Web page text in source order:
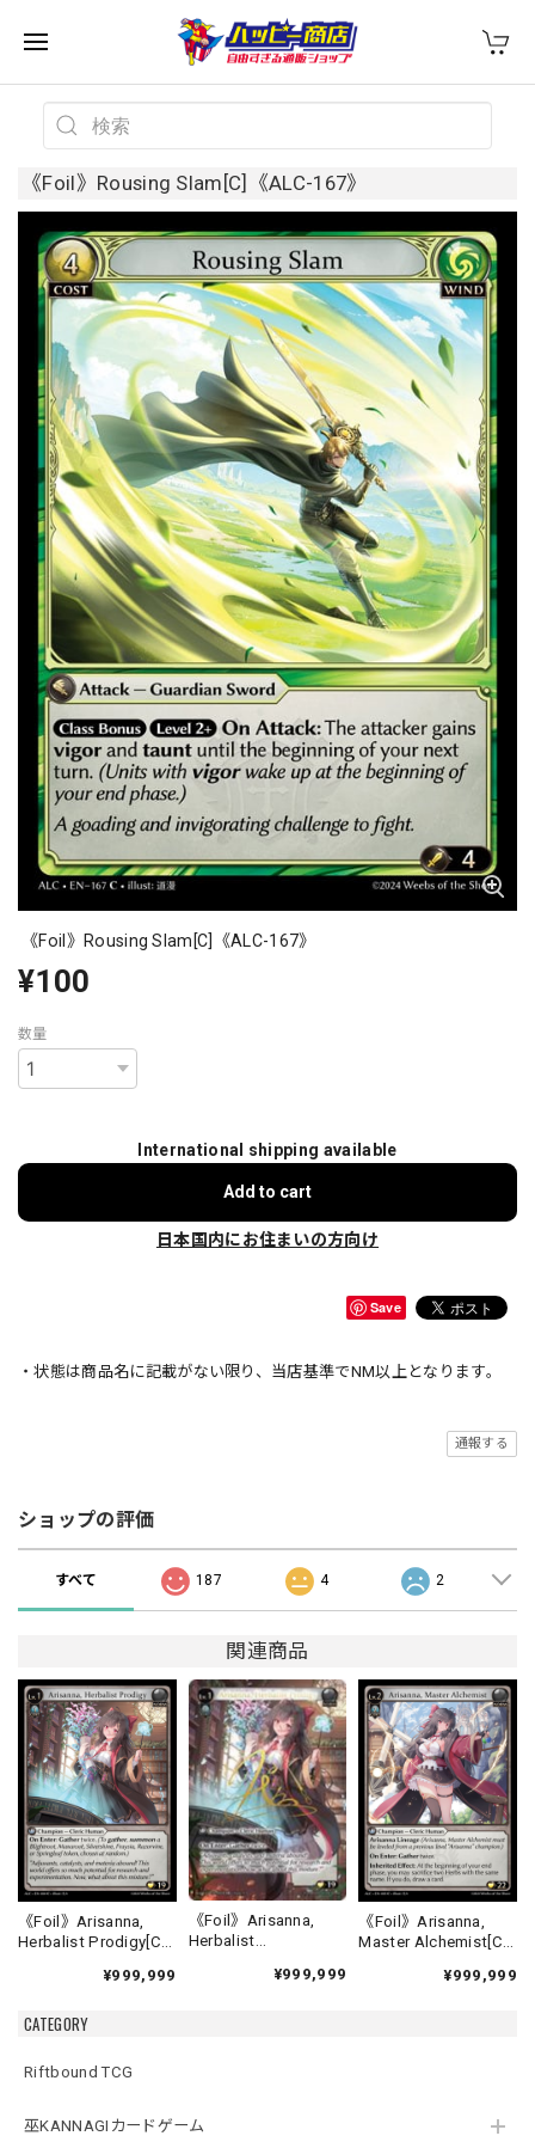
CATEGORY
Riftbound TCG
巫KANNAGIカードゲーム
《Foil》Rousing Slam[C]《ALC-167》
《Foil》Rousing Slam[C]《ALC-167》
¥100
数量
International shipping available
Add to cart
日本国内にお住まいの方向け
Save
・状態は商品名に記載がない限り、当店基準でNM以上となります。
通報する
ショップの評価
すべて 187 4 2
関連商品
《Foil》Arisanna,
Herbalist Prodigy[C]
¥999,999
《Foil》Arisanna,
Herbalist
¥999,999
《Foil》Arisanna,
Master Alchemist[C]
¥999,999